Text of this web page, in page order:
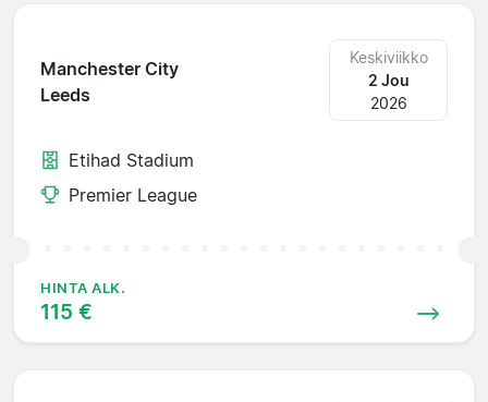
Manchester City
Leeds
Keskiviikko
2 Jou
2026
Etihad Stadium
Premier League
HINTA ALK.
115 €